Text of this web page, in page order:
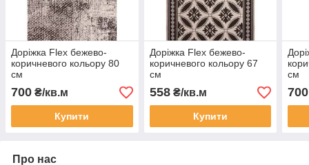
Доріжка Flex бежево-
коричневого кольору 80
см
700 ₴/кв.м
Купити
Доріжка Flex бежево-
коричневого кольору 67
см
558₴/кв.м
Купити
см
700
Про нас